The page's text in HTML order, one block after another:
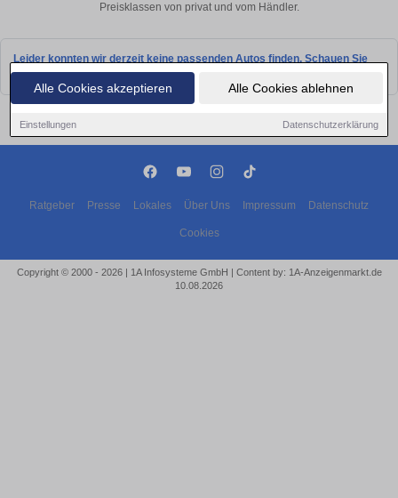
Alle Cookies akzeptieren Alle Cookies ablehnen
Einstellungen Datenschutzerklärung
Preisklassen von privat und vom Händler.
Leider konnten wir derzeit keine passenden Autos finden. Schauen Sie
bald wieder vorbei!
Ratgeber Presse Lokales Über Uns Impressum Datenschutz
Cookies
Copyright © 2000 - 2026 | 1A Infosysteme GmbH | Content by: 1A-Anzeigenmarkt.de
10.08.2026